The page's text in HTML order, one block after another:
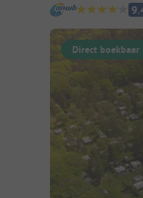
Camping
Direct boekbaar